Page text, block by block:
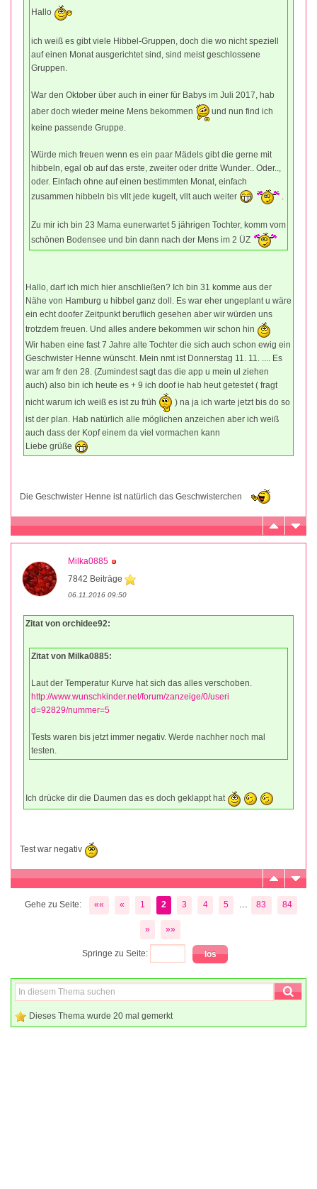
Hallo
ich weiß es gibt viele Hibbel-Gruppen, doch die wo nicht speziell
auf einen Monat ausgerichtet sind, sind meist geschlossene
Gruppen.
War den Oktober über auch in einer für Babys im Juli 2017, hab
aber doch wieder meine Mens bekommen
und nun find ich
keine passende Gruppe.
Würde mich freuen wenn es ein paar Mädels gibt die gerne mit
hibbeln, egal ob auf das erste, zweiter oder dritte Wunder.. Oder..,
oder. Einfach ohne auf einen bestimmten Monat, einfach
zusammen hibbeln bis vllt jede kugelt, vllt auch weiter
Zu mir ich bin 23 Mama eunerwartet 5 jährigen Tochter, komm vom
schönen Bodensee und bin dann nach der Mens im 2 ÜZ
Hallo, darf ich mich hier anschließen? Ich bin 31 komme aus der
Nähe von Hamburg u hibbel ganz doll. Es war eher ungeplant u wäre
ein echt doofer Zeitpunkt beruflich gesehen aber wir würden uns
trotzdem freuen. Und alles andere bekommen wir schon hin
Wir haben eine fast 7 Jahre alte Tochter die sich auch schon ewig ein
Geschwister Henne wünscht. Mein nmt ist Donnerstag 11. 11. .... Es
war am fr den 28. (Zumindest sagt das die app u mein ul ziehen
auch) also bin ich heute es + 9 ich doof ie hab heut getestet ( fragt
nicht warum ich weiß es ist zu früh
) na ja ich warte jetzt bis do so
ist der plan. Hab natürlich alle möglichen anzeichen aber ich weiß
auch dass der Kopf einem da viel vormachen kann
Liebe grüße
Die Geschwister Henne ist natürlich das Geschwisterchen
Milka0885
7842 Beiträge
06.11.2016 09:50
Zitat von orchidee92:
Zitat von Milka0885:
Laut der Temperatur Kurve hat sich das alles verschoben.
http://www.wunschkinder.net/forum/zanzeige/0/useri
d=92829/nummer=5
Tests waren bis jetzt immer negativ. Werde nachher noch mal
testen.
Ich drücke dir die Daumen das es doch geklappt hat
Test war negativ
Gehe zu Seite: «« « 1 2 3 4 5 ... 83 84
» »»
Springe zu Seite:
Dieses Thema wurde 20 mal gemerkt